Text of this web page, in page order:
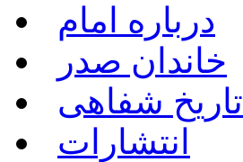
درباره امام
خاندان صدر
تاریخ شفاهی
انتشارات